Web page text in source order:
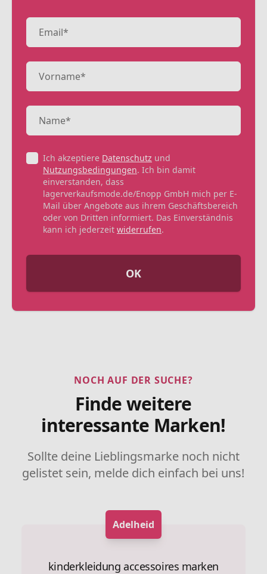
Ich akzeptiere Datenschutz und
Nutzungsbedingungen. Ich bin damit
einverstanden, dass
lagerverkaufsmode.de/Enopp GmbH mich per E-
Mail über Angebote aus ihrem Geschäftsbereich
oder von Dritten informiert. Das Einverständnis
kann ich jederzeit widerrufen.
OK
NOCH AUF DER SUCHE?
Finde weitere
interessante Marken!
Sollte deine Lieblingsmarke noch nicht
gelistet sein, melde dich einfach bei uns!
Adelheid
kinderkleidung accessoires marken